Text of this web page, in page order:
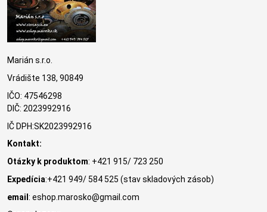
Marián s.r.o.
Vrádište 138, 90849
IČO: 47546298
DIČ: 2023992916
IČ DPH:SK2023992916
Kontakt:
Otázky k produktom: +421 915/ 723 250
Expedícia:+421 949/ 584 525 (stav skladových zásob)
email: eshop.marosko@gmail.com